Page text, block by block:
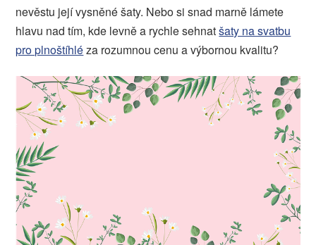
nevěstu její vysněné šaty. Nebo si snad marně lámete
hlavu nad tím, kde levně a rychle sehnatšaty na svatbu
pro plnoštíhléza rozumnou cenu a výbornou kvalitu?